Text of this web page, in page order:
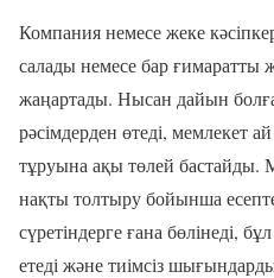
Компания немесе жеке
салады немесе бар ғимаратты
жаңартады. Нысан дайын
рәсімдерден өтеді, мемлекет
тұруына ақы төлей
нақты толтыру бойынша
сүретіндерге ғана бөлінеді,
етеді және тиімсіз